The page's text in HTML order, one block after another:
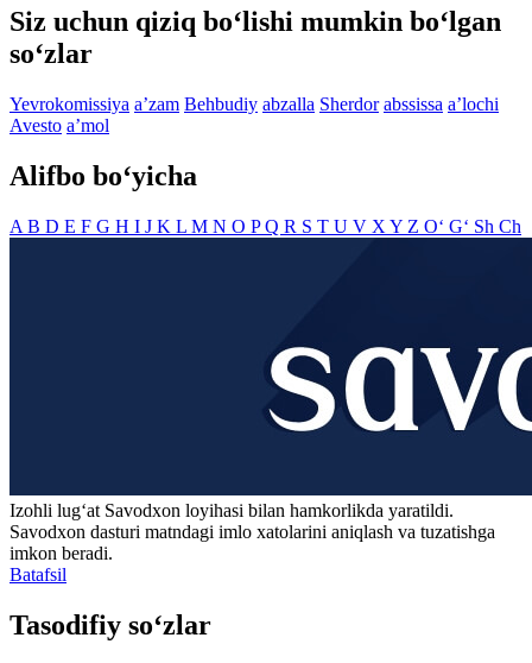
Siz uchun qiziq bo‘lishi mumkin bo‘lgan
so‘zlar
Yevrokomissiya aʼzam Behbudiy abzalla Sherdor abssissa aʼlochi
Avesto aʼmol
Alifbo bo‘yicha
A B D E F G H I J K L M N O PQ R S T U V X Y Z O‘ G‘ Sh Ch
Izohli lugʻat Savodxon loyihasi bilan hamkorlikda yaratildi.
Savodxon dasturi matndagi imlo xatolarini aniqlash va tuzatishga
imkon beradi.
Batafsil
Tasodifiy so‘zlar